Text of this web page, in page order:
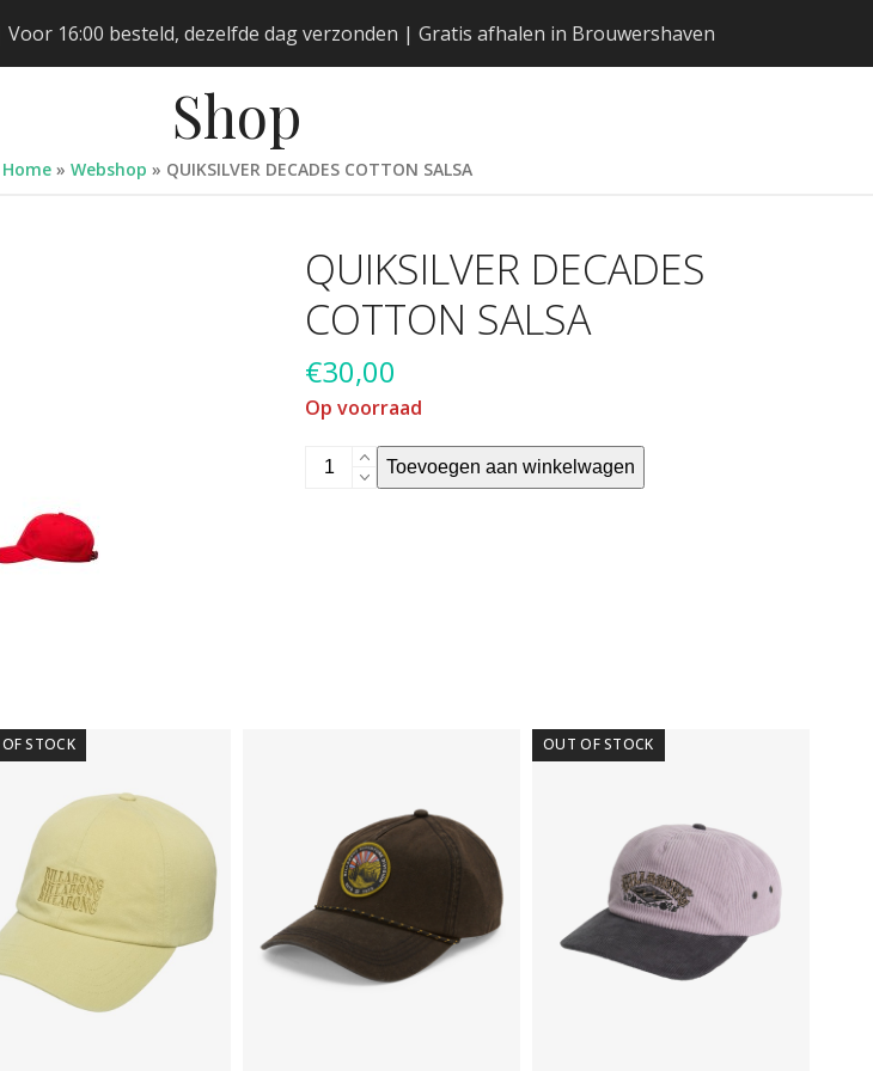
16:00 besteld, dezelfde dag verzonden | Gratis afhalen in Brouwershaven
Shop
Home» Webshop » QUIKSILVER DECADES COTTON SALSA
QUIKSILVER DECADES
COTTON SALSA
€30,00
Op voorraad
QUIKSILVER
DECADES
Toevoegen aan winkelwagen
STOCK OUT OF STOCK